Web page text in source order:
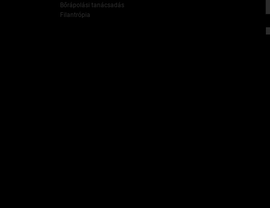
Bőrápolási tanácsadás
Filantrópia